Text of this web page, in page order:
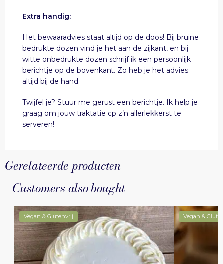
Extra handig:
Het bewaaradvies staat altijd op de doos! Bij bruine
bedrukte dozen vind je het aan de zijkant, en bij
witte onbedrukte dozen schrijf ik een persoonlijk
berichtje op de bovenkant. Zo heb je het advies
altijd bij de hand.
Twijfel je? Stuur me gerust een berichtje. Ik help je
graag om jouw traktatie op z’n allerlekkerst te
serveren!
Gerelateerde producten
Customers also bought
Vegan & Glutenvrij Vegan &